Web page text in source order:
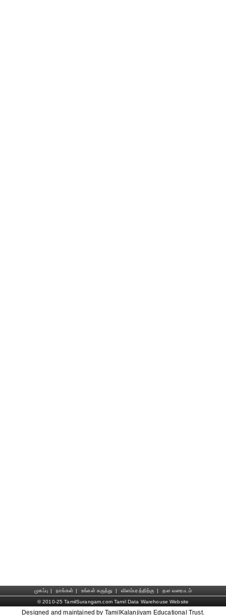
முகப்பு | நாங்கள் | உங்கள் கருத்து | விளம்பரத்திற்கு |
தள வரைபடம்
© 2010-25 TamilSurangam.com Tamil Data Warehouse Website
Designed and maintained by TamilKalanjiyam Educational Trust.